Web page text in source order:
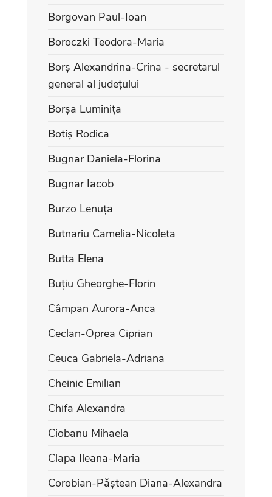
Borgovan Paul-Ioan
Boroczki Teodora-Maria
Borș Alexandrina-Crina - secretarul
general al județului
Borșa Luminița
Botiș Rodica
Bugnar Daniela-Florina
Bugnar Iacob
Burzo Lenuța
Butnariu Camelia-Nicoleta
Butta Elena
Buțiu Gheorghe-Florin
Câmpan Aurora-Anca
Ceclan-Oprea Ciprian
Ceuca Gabriela-Adriana
Cheinic Emilian
Chifa Alexandra
Ciobanu Mihaela
Clapa Ileana-Maria
Corobian-Păștean Diana-Alexandra